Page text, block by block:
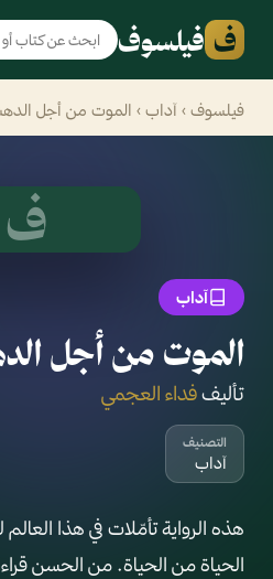
ف فيلسوف
فيلسوف › آداب › الموت من أجل
ف
آداب
الموت من أجل
تأليففداء العجمي
التصنيف
آداب
هذه الرواية تأمّلات في هذا العالم
الحياة من الحياة. من الحسن